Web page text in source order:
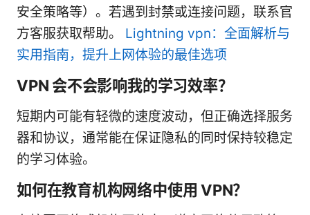
安全策略等）。若遇到封禁或连接问题，联系官
方客服获取帮助。 Lightning vpn：全面解析与
实用指南，提升上网体验的最佳选项
VPN 会不会影响我的学习效率？
短期内可能有轻微的速度波动，但正确选择服务
器和协议，通常能在保证隐私的同时保持较稳定
的学习体验。
如何在教育机构网络中使用 VPN？